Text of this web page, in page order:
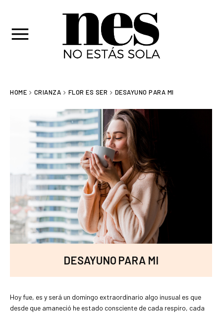
HOME CRIANZA FLOR ES SER DESAYUNO PARA MI
DESAYUNO PARA MI
Hoy fue, es y será un domingo extraordinario algo inusual es que
desde que amaneció he estado consciente de cada respiro, cada